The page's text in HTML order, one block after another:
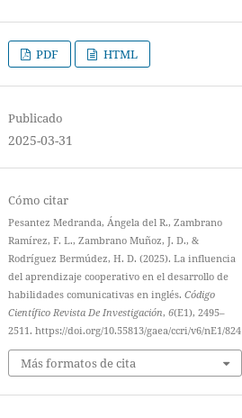
PDF HTML
Publicado
2025-03-31
Cómo citar
Pesantez Medranda, Ángela del R., Zambrano
Ramírez, F. L., Zambrano Muñoz, J. D., &
Rodríguez Bermúdez, H. D. (2025). La influencia
del aprendizaje cooperativo en el desarrollo de
habilidades comunicativas en inglés.Código
Científico Revista De Investigación,6(E1), 2495–
2511. https://doi.org/10.55813/gaea/ccri/v6/nE1/824
Más formatos de cita